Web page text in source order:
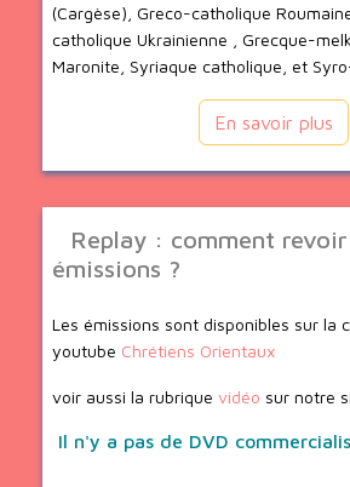
(Cargèse), Greco-catholique
catholique Ukrainienne , Grecque-
Maronite, Syriaque catholique, et
En savoir plus
Replay : comment
émissions ?
Les émissions sont disponibles sur la
youtube Chrétiens Orientaux
voir aussi la rubrique vidéo sur notre
Il n'y a pas de DVD